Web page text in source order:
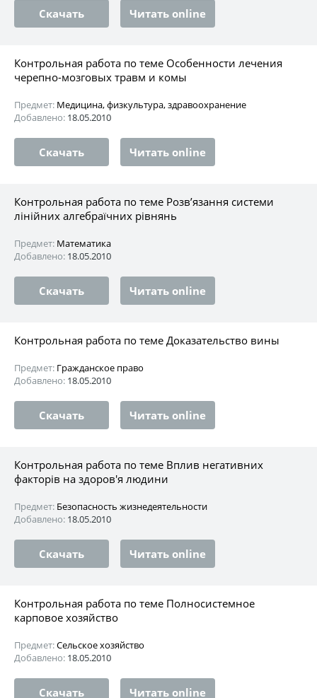
Скачать Читать online
Контрольная работа по теме Особенности лечения
черепно-мозговых травм и комы
Предмет: Медицина, физкультура, здравоохранение
Добавлено: 18.05.2010
Скачать Читать online
Контрольная работа по теме Розв’язання системи
лінійних алгебраїчних рівнянь
Предмет: Математика
Добавлено: 18.05.2010
Скачать Читать online
Контрольная работа по теме Доказательство вины
Предмет: Гражданское право
Добавлено: 18.05.2010
Скачать Читать online
Контрольная работа по теме Вплив негативних
факторів на здоров'я людини
Предмет: Безопасность жизнедеятельности
Добавлено: 18.05.2010
Скачать Читать online
Контрольная работа по теме Полносистемное
карповое хозяйство
Предмет:Сельское хозяйство
Добавлено: 18.05.2010
Скачать Читать online